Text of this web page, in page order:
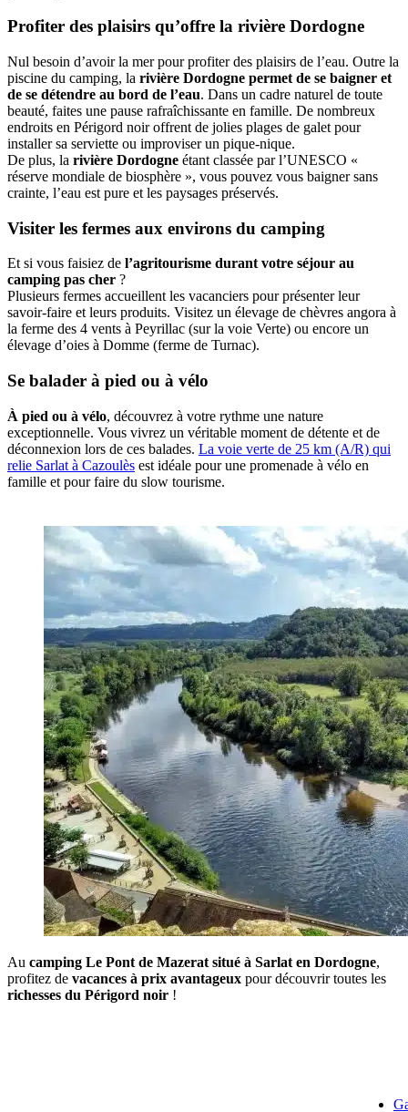
Profiter des plaisirs qu’offre la rivière Dordogne
Nul besoin d’avoir la mer pour profiter des plaisirs de l’eau. Outre la
piscine du camping, la rivière Dordogne permet de se baigner et
de se détendre au bord de l’eau. Dans un cadre naturel de toute
beauté, faites une pause rafraîchissante en famille. De nombreux
endroits en Périgord noir offrent de jolies plages de galet pour
installer sa serviette ou improviser un pique-nique.
De plus, la rivière Dordogne étant classée par l’UNESCO «
réserve mondiale de biosphère », vous pouvez vous baigner sans
crainte, l’eau est pure et les paysages préservés.
Visiter les fermes aux environs du camping
Et si vous faisiez de l’agritourisme durant votre séjour au
camping pas cher ?
Plusieurs fermes accueillent les vacanciers pour présenter leur
savoir-faire et leurs produits. Visitez un élevage de chèvres angora à
la ferme des 4 vents à Peyrillac (sur la voie Verte) ou encore un
élevage d’oies à Domme (ferme de Turnac).
Se balader à pied ou à vélo
À pied ou à vélo, découvrez à votre rythme une nature
exceptionnelle. Vous vivrez un véritable moment de détente et de
déconnexion lors de ces balades. La voie verte de 25 km (A/R) qui
relie Sarlat à Cazoulès est idéale pour une promenade à vélo en
famille et pour faire du slow tourisme.
Au camping Le Pont de Mazerat situé à Sarlat en Dordogne,
profitez de vacances à prix avantageux pour découvrir toutes les
richesses du Périgord noir !